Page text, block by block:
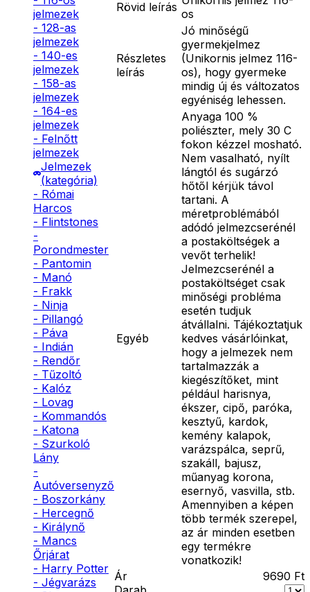
jelmezek
- 128-as
jelmezek
- 140-es
jelmezek
- 158-as
jelmezek
- 164-es
jelmezek
- Felnőtt
jelmezek
Jelmezek
(kategória)
- Római
Harcos
- Flintstones
-
Porondmester
- Pantomin
- Manó
- Frakk
- Ninja
- Pillangó
- Páva
- Indián
- Rendőr
- Tűzoltó
- Kalóz
- Lovag
- Kommandós
- Katona
- Szurkoló
Lány
-
Autóversenyző
- Boszorkány
- Hercegnő
- Királynő
- Mancs
Őrjárat
- Harry Potter
- Jégvarázs
Rövid leírás os
Részletes
leírás
Jó minőségű
gyermekjelmez
(Unikornis jelmez 116-
os), hogy gyermeke
mindig új és változatos
egyéniség lehessen.
Egyéb
Anyaga 100 %
poliészter, mely 30 C
fokon kézzel mosható.
Nem vasalható, nyílt
lángtól és sugárzó
hőtől kérjük távol
tartani. A
méretproblémából
adódó jelmezcserénél
a postaköltségek a
vevőt terhelik!
Jelmezcserénél a
postaköltséget csak
minőségi probléma
esetén tudjuk
átvállalni. Tájékoztatjuk
kedves vásárlóinkat,
hogy a jelmezek nem
tartalmazzák a
kiegészítőket, mint
például harisnya,
ékszer, cipő, paróka,
kesztyű, kardok,
kemény kalapok,
varázspálca, seprű,
szakáll, bajusz,
műanyag korona,
esernyő, vasvilla, stb.
Amennyiben a képen
több termék szerepel,
az ár minden esetben
egy termékre
vonatkozik!
Ár
9690 Ft